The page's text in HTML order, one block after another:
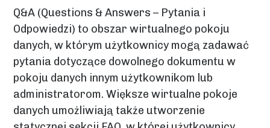
Q&A (Questions & Answers – Pytania i
Odpowiedzi) to obszar wirtualnego pokoju
danych, w którym użytkownicy mogą zadawać
pytania dotyczące dowolnego dokumentu w
pokoju danych innym użytkownikom lub
administratorom. Większe wirtualne pokoje
danych umożliwiają także utworzenie